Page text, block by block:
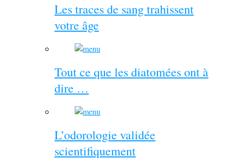
Les traces de sang trahissent
votre âge
Tout ce que les diatomées ont à
dire …
L’odorologie validée
scientifiquement